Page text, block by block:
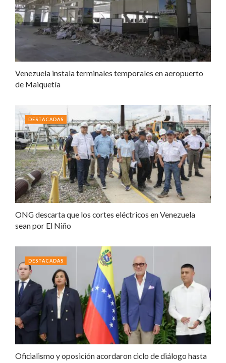
Venezuela instala terminales temporales en aeropuerto
de Maiquetía
ONG descarta que los cortes eléctricos en Venezuela
sean por El Niño
DESTACADAS
Oficialismo y oposición acordaron ciclo de diálogo hasta
DESTACADAS